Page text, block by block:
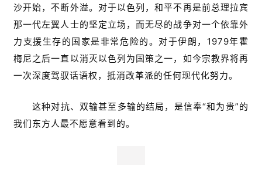
沙开始，不断外溢。对于以色列，和平不再是前总理拉宾
那一代左翼人士的坚定立场，而无尽的战争对一个依靠外
力支援生存的国家是非常危险的。对于伊朗，1979年霍
梅尼之后一直以消灭以色列为国策之一，如今宗教界将再
一次深度驾驭话语权，抵消改革派的任何现代化努力。
这种对抗、双输甚至多输的结局，是信奉“和为贵”的
我们东方人最不愿意看到的。